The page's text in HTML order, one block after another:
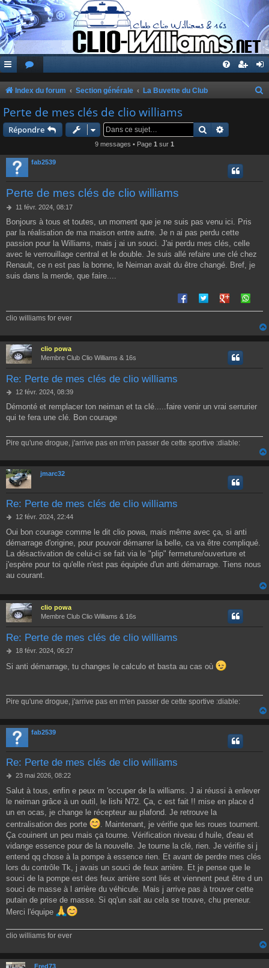
Index du forum Section générale La Buvette du Club
Perte de mes clés de clio williams
Répondre Rechercher
9 messages • Page 1 sur 1
fab2539
Perte de mes clés de clio williams
M
s
s
a
g
11 févr. 2024, 08:17
Bonjours à tous et toutes, un moment que je ne suis pas venu ici. Pris
par la réalisation de ma maison entre autre. Je n ai pas perdu cette
passion pour la Williams, mais j ai un souci. J'ai perdu mes clés, celle
avec le verrouillage central et le double. Je suis allé refaire une clé chez
Renault, ce n est pas la bonne, le Neiman avait du être changé. Bref, je
suis dans la merde, que faire....
clio williams for ever
clio powa
Membre Club Clio Williams & 16s
Re: Perte de mes clés de clio williams
M
s
s
g
e
12 févr. 2024, 08:39
Démonté et remplacer ton neiman et ta clé.....faire venir un vrai serrurier
qui te fera une clé. Bon courage
Pire qu'une drogue, j'arrive pas en m'en passer de cette sportive :diable:
jmarc32
Re: Perte de mes clés de clio williams
M
s
s
a
12 févr. 2024, 22:44
Oui bon courage comme le dit clio powa, mais même avec ça, si anti
démarrage d'origine, pour pouvoir démarrer la belle, ca va être compliqué.
La désactivation de celui-ci se fait via le "plip" fermeture/ouverture et
j'espère pour toi qu'elle n'est pas équipée d'un anti démarrage. Tiens nous
au courant.
clio powa
Membre Club Clio Williams & 16s
Re: Perte de mes clés de clio williams
M
s
g
e
18 févr. 2024, 06:27
Si anti démarrage, tu changes le calculo et basta au cas où
Pire qu'une drogue, j'arrive pas en m'en passer de cette sportive :diable:
fab2539
Re: Perte de mes clés de clio williams
M
s
s
a
e
23 mai 2026, 08:22
Salut à tous, enfin e peux m 'occuper de la williams. J ai réussi à enlever
le neiman grâce à un outil, le lishi N72. Ça, c est fait !! mise en place d
un en ocas, je change le récepteur au plafond. Je retrouve la
centralisation des porte
. Maintenant, je vérifie que les roues tournent.
Ça couinent un peu mais ça tourne. Vérification niveau d huile, d'eau et
vidange essence pour de la nouvelle. Je tourne la clé, rien. Je vérifie si j
entend qq chose à la pompe à essence rien. Et avant de perdre mes clés
lors du contrôle Tk, j avais un souci de feux arrière. Et je pense que le
souci de la pompe est des feux arrière sont liés et viennent peut être d un
souci de masse à l arrière du véhicule. Mais j arrive pas à trouver cette
putain de prise de masse. Si qq'un sait au cela se trouve, chu preneur.
Merci l'équipe
clio williams for ever
Fred73